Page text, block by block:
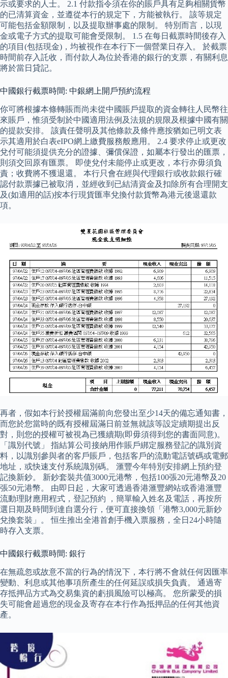
示或要求的人士。 2.1 付款指令須在你的賬戶具有足夠相關貨幣
的已清算資金，並遵從本行的規定下，方能被執行。 該等規定
可能包括金額限制，以及提取辦事處的限制。 特別而言，以現
金或電子方式的提取可能會受限制。 1.5 在每日截票時間後存入
的項目(包括現金)，均被視作在本行下一個營業日存入。 於截票
時間前存入託收，而付款人為位於香港的銀行的支票，有關利息
將於當日貸記。
中國銀行截票時間: 中銀網上開戶預約流程
你可將根據本條轉賬而尚未從中國賬戶提取的資金轉往人民幣往
來賬戶，惟須受制於中國適用法例及法規的規限及根據中國有關
的提款安排。 該責任聲明及其他條款及條件應按猶如已明文表
示其適用於白表eIPO網上繳費服務般應用。 2.4 要求停止或更改
兌付可能須提供充分的證據、彌償保證，如屬本行發出的匯票，
則須交回原有匯票。 即使兌付未能停止或更改，本行亦毋須負
責；收費將不獲退還。 本行只會在經與代理銀行或收款銀行確
認付款票據已被取消，並經收到已結清資金及扣除所有合理開支
及(如適用的話)按本行現貨匯率兌換付款貨幣為港元後退還款
項。
再者，假如本行於授權屆滿前向您發出至少14天的備忘通知書，
而您於您當時的既有授權屆滿日前並無就該等設定續期提出反
對，則您的授權可被視為已獲續期(即毋須得到您的書面同意)。
「識別代號」 指結算公司接納用作賬戶綁定服務登記的識別資
料，以識別參與者的客戶賬戶，包括客戶的流動電話號碼或電郵
地址，或快速支付系統識別碼。 滙豐今年特別安排網上預約登
記換新鈔。 新鈔套裝共值3000元港幣，包括100張20元港幣及20
張50元港幣。 由即日起，大家可透過香港滙豐網站或香港滙豐
流動理財應用程式，登記預約 ，簡單輸入姓名及電話，再按所
選日期及時間到達自選分行，便可直接換領「港幣3,000元新鈔
兌換套裝」。 恒生推出全港首創手機入票服務，全日24小時隨
時存入支票。
中國銀行截票時間: 銀行
在無疏忽或故意不當的行為的情況下，本行將不會就任何因匯率
變動、利息或其他事項所產生的任何延誤或損失負責。 通過寄
存抵押品方式為交易集資的虧損風險可以極高。 您所蒙受的損
失可能會超過您的現金及寄存在本行作為抵押品的任何其他資
產。